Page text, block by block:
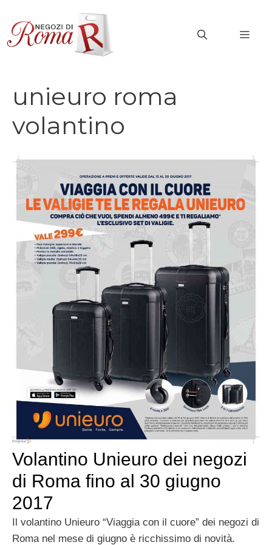
contenuto
unieuro roma
volantino
Volantino Unieuro dei negozi
di Roma fino al 30 giugno
2017
Il volantino Unieuro “Viaggia con il cuore” dei negozi di
Roma nel mese di giugno è ricchissimo di novità.